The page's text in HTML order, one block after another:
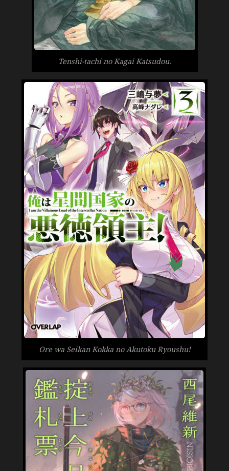
Tenshi-tachi no Kagai Katsudou.
Ore wa Seikan Kokka no Akutoku Ryoushu!